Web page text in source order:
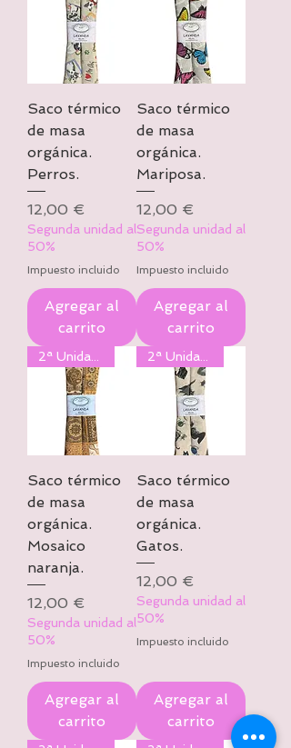
Saco térmico
de masa
orgánica.
Perros.
Precio
12,00 €
Segunda unidad al
50%
Impuesto incluido
Agregar al
carrito
Saco térmico
de masa
orgánica.
Mariposa.
Precio
12,00 €
Segunda unidad al
50%
Impuesto incluido
Agregar al
carrito
Saco térmico
de masa
orgánica.
Mosaico
naranja.
Precio
12,00 €
Segunda unidad al
50%
Impuesto incluido
Agregar al
carrito
Saco térmico
de masa
orgánica.
Gatos.
Precio
12,00 €
Segunda unidad al
50%
Impuesto incluido
Agregar al
carrito